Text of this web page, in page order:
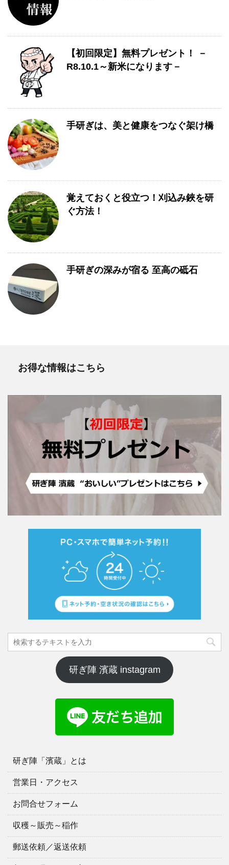
【初回限定】無料プレゼント！ －
R8.10.1～新米になります－
手研ぎは、美と健康をつなぐ架け橋
覚えておくと役立つ！刈込み鋏を研
ぐ方法！
手研ぎの深みが宿る 至高の砥石
お得な情報はこちら
研ぎ陣 濱蔵 instagram
研ぎ陣「濱蔵」とは
営業日・アクセス
お問合せフォーム
収穫～販売～稲作
郵送依頼／返送依頼